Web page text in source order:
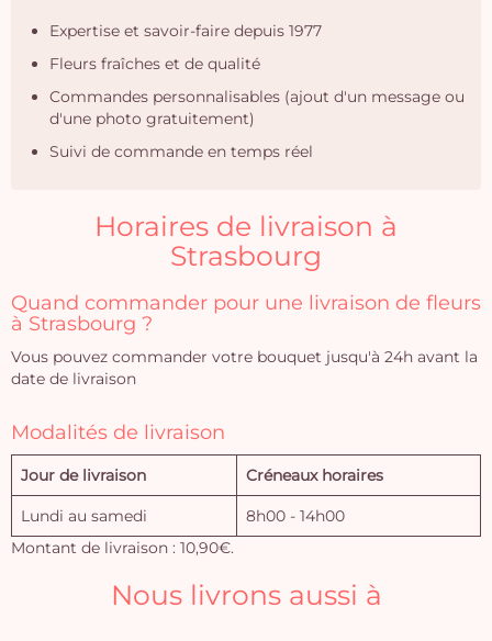
Expertise et savoir-faire depuis 1977
Fleurs fraîches et de qualité
Commandes personnalisables (ajout d'un message ou
d'une photo gratuitement)
Suivi de commande en temps réel
Horaires de livraison à
Strasbourg
Quand commander pour une livraison de fleurs
à Strasbourg ?
Vous pouvez commander votre bouquet jusqu'à 24h avant la
date de livraison
Modalités de livraison
Jour de livraison Créneaux horaires
Lundi au samedi
8h00 - 14h00
Montant de livraison : 10,90€.
Nous livrons aussi à